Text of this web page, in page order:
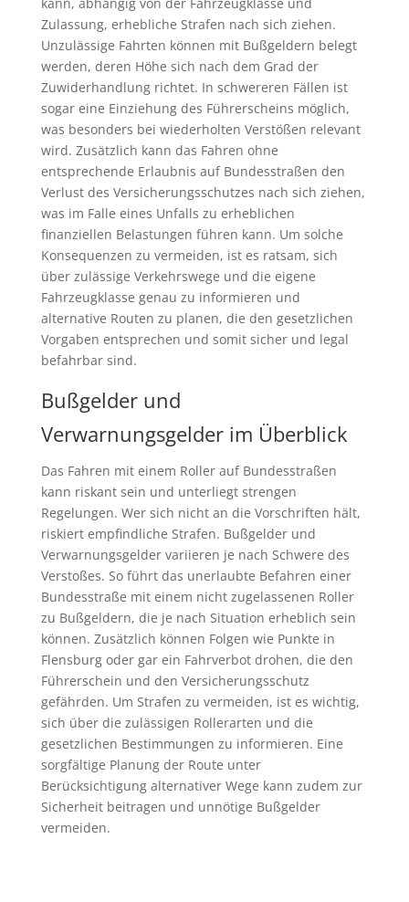
Zulassung, erhebliche Strafen nach sich ziehen.
Unzulässige Fahrten können mit Bußgeldern belegt
werden, deren Höhe sich nach dem Grad der
Zuwiderhandlung richtet. In schwereren Fällen ist
sogar eine Einziehung des Führerscheins möglich,
was besonders bei wiederholten Verstößen relevant
wird. Zusätzlich kann das Fahren ohne
entsprechende Erlaubnis auf Bundesstraßen den
Verlust des Versicherungsschutzes nach sich ziehen,
was im Falle eines Unfalls zu erheblichen
finanziellen Belastungen führen kann. Um solche
Konsequenzen zu vermeiden, ist es ratsam, sich
über zulässige Verkehrswege und die eigene
Fahrzeugklasse genau zu informieren und
alternative Routen zu planen, die den gesetzlichen
Vorgaben entsprechen und somit sicher und legal
befahrbar sind.
Bußgelder und
Verwarnungsgelder im Überblick
Das Fahren mit einem Roller auf Bundesstraßen
kann riskant sein und unterliegt strengen
Regelungen. Wer sich nicht an die Vorschriften hält,
riskiert empfindliche Strafen. Bußgelder und
Verwarnungsgelder variieren je nach Schwere des
Verstoßes. So führt das unerlaubte Befahren einer
Bundesstraße mit einem nicht zugelassenen Roller
zu Bußgeldern, die je nach Situation erheblich sein
können. Zusätzlich können Folgen wie Punkte in
Flensburg oder gar ein Fahrverbot drohen, die den
Führerschein und den Versicherungsschutz
gefährden. Um Strafen zu vermeiden, ist es wichtig,
sich über die zulässigen Rollerarten und die
gesetzlichen Bestimmungen zu informieren. Eine
sorgfältige Planung der Route unter
Berücksichtigung alternativer Wege kann zudem zur
Sicherheit beitragen und unnötige Bußgelder
vermeiden.